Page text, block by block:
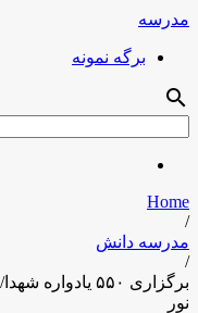
مدرسه
برگه نمونه
search
Home
/
مدرسه دانش
/
نور